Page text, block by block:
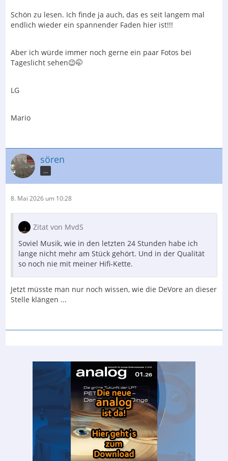
Schön zu lesen. Ich finde ja auch, das es seit langem mal
endlich wieder ein spannender Faden hier ist!!!
Aber ich würde immer noch gerne ein paar Fotos bei
Tageslicht sehen😉🤭
LG
Mario
sören
...
8. Mai 2026 um 10:28
Zitat von MvdS
Soviel Musik, wie in den letzten 24 Stunden habe ich
lange nicht mehr am Stück gehört. Und in der Qualität
so noch nie mit meiner Hifi-Kette.
Jetzt müsste man nur noch wissen, wie die DeVore an dieser
Stelle klängen ...